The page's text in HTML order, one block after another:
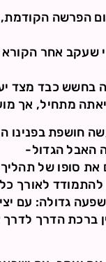
הפרשה
שעקב אחר הקורא
בחשש כבד מצד
מתחיל, אך
חושפת בפנינו
האבל הגדול-
את סופו של
להתמודד לאורך
גדולה: עם
ברכת הדרך